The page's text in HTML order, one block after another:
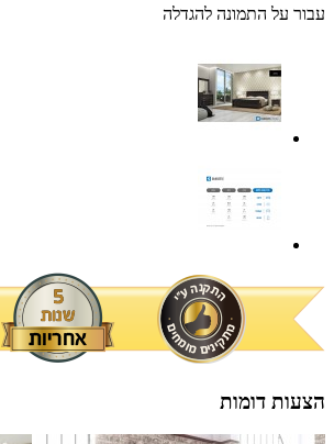
עבור על התמונה להגדלה
הצעות דומות